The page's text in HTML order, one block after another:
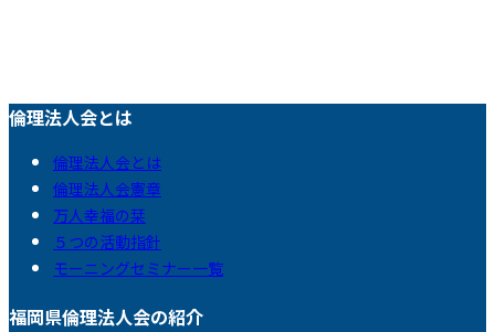
倫理法人会とは
倫理法人会とは
倫理法人会憲章
万人幸福の栞
５つの活動指針
モーニングセミナー一覧
福岡県倫理法人会の紹介